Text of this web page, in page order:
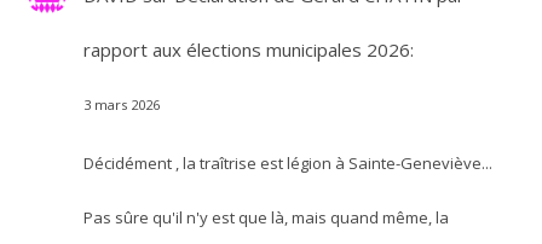
rapport aux élections municipales 2026:
3 mars 2026
Décidément , la traîtrise est légion à Sainte-Geneviève...
Pas sûre qu'il n'y est que là, mais quand même, la